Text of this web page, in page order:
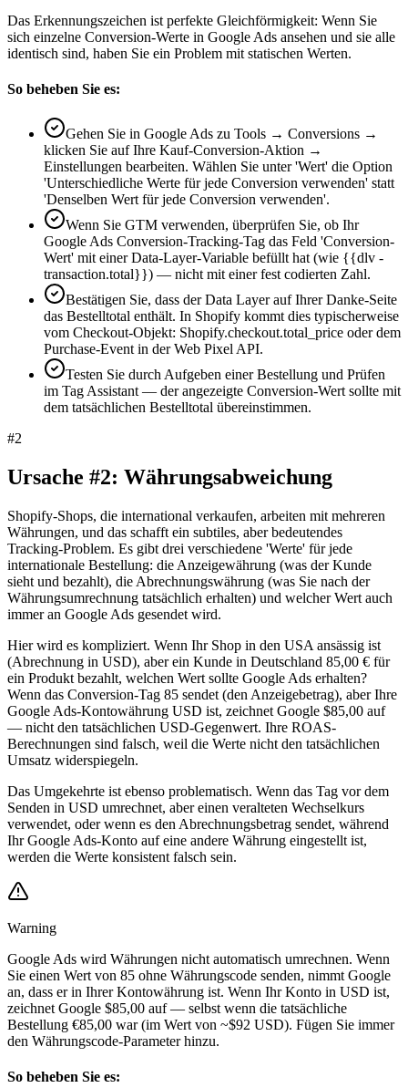
Das Erkennungszeichen ist perfekte Gleichförmigkeit: Wenn Sie
sich einzelne Conversion-Werte in Google Ads ansehen und sie alle
identisch sind, haben Sie ein Problem mit statischen Werten.
So beheben Sie es:
Gehen Sie in Google Ads zu Tools → Conversions →
klicken Sie auf Ihre Kauf-Conversion-Aktion →
Einstellungen bearbeiten. Wählen Sie unter 'Wert' die Option
'Unterschiedliche Werte für jede Conversion verwenden' statt
'Denselben Wert für jede Conversion verwenden'.
Wenn Sie GTM verwenden, überprüfen Sie, ob Ihr
Google Ads Conversion-Tracking-Tag das Feld 'Conversion-
Wert' mit einer Data-Layer-Variable befüllt hat (wie {{dlv -
transaction.total}}) — nicht mit einer fest codierten Zahl.
Bestätigen Sie, dass der Data Layer auf Ihrer Danke-Seite
das Bestelltotal enthält. In Shopify kommt dies typischerweise
vom Checkout-Objekt: Shopify.checkout.total_price oder dem
Purchase-Event in der Web Pixel API.
Testen Sie durch Aufgeben einer Bestellung und Prüfen
im Tag Assistant — der angezeigte Conversion-Wert sollte mit
dem tatsächlichen Bestelltotal übereinstimmen.
#2
Ursache #2: Währungsabweichung
Shopify-Shops, die international verkaufen, arbeiten mit mehreren
Währungen, und das schafft ein subtiles, aber bedeutendes
Tracking-Problem. Es gibt drei verschiedene 'Werte' für jede
internationale Bestellung: die Anzeigewährung (was der Kunde
sieht und bezahlt), die Abrechnungswährung (was Sie nach der
Währungsumrechnung tatsächlich erhalten) und welcher Wert auch
immer an Google Ads gesendet wird.
Hier wird es kompliziert. Wenn Ihr Shop in den USA ansässig ist
(Abrechnung in USD), aber ein Kunde in Deutschland 85,00 € für
ein Produkt bezahlt, welchen Wert sollte Google Ads erhalten?
Wenn das Conversion-Tag 85 sendet (den Anzeigebetrag), aber Ihre
Google Ads-Kontowährung USD ist, zeichnet Google $85,00 auf
— nicht den tatsächlichen USD-Gegenwert. Ihre ROAS-
Berechnungen sind falsch, weil die Werte nicht den tatsächlichen
Umsatz widerspiegeln.
Das Umgekehrte ist ebenso problematisch. Wenn das Tag vor dem
Senden in USD umrechnet, aber einen veralteten Wechselkurs
verwendet, oder wenn es den Abrechnungsbetrag sendet, während
Ihr Google Ads-Konto auf eine andere Währung eingestellt ist,
werden die Werte konsistent falsch sein.
Warning
Google Ads wird Währungen nicht automatisch umrechnen. Wenn
Sie einen Wert von 85 ohne Währungscode senden, nimmt Google
an, dass er in Ihrer Kontowährung ist. Wenn Ihr Konto in USD ist,
zeichnet Google $85,00 auf — selbst wenn die tatsächliche
Bestellung €85,00 war (im Wert von ~$92 USD). Fügen Sie immer
den Währungscode-Parameter hinzu.
So beheben Sie es: